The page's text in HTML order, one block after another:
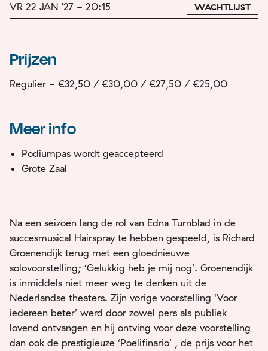
VR 22 JAN '27 - 20:15 WACHTLIJST
Prijzen
Regulier - €32,50 / €30,00 / €27,50 / €25,00
Meer info
Podiumpas wordt geaccepteerd
Grote Zaal
Na een seizoen lang de rol van Edna Turnblad in de
succesmusical Hairspray te hebben gespeeld, is Richard
Groenendijk terug met een gloednieuwe
solovoorstelling; ‘Gelukkig heb je mij nog’. Groenendijk
is inmiddels niet meer weg te denken uit de
Nederlandse theaters. Zijn vorige voorstelling ‘Voor
iedereen beter’ werd door zowel pers als publiek
lovend ontvangen en hij ontving voor deze voorstelling
dan ook de prestigieuze ‘Poelifinario’ , de prijs voor het